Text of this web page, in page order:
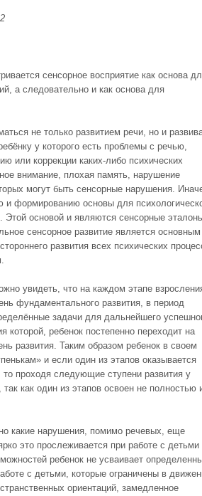
сенсорное восприятие как основа
а следовательно и как основа для
не только развитием речи, но и
у которого есть проблемы с речью,
или коррекции каких-либо психических
внимание, плохая память, нарушение
могут быть сенсорные нарушения.
и формированию основы для
Этой основой и являются сенсорные
сенсорное развитие является основным
развития всех психических
увидеть, что на каждом этапе
фундаментального развития, в период
задачи для дальнейшего
которой, ребенок постепенно переходит на
развития. Таким образом ребенок в своем
и если один из этапов оказывается
проходя следующие ступени развития у
как один из этапов освоен не полностью
какие нарушения, помимо речевых, еще
это прослеживается при работе с детьми
ребенок не усваивает
с детьми, которые ограничены в
ориентаций, замедленное